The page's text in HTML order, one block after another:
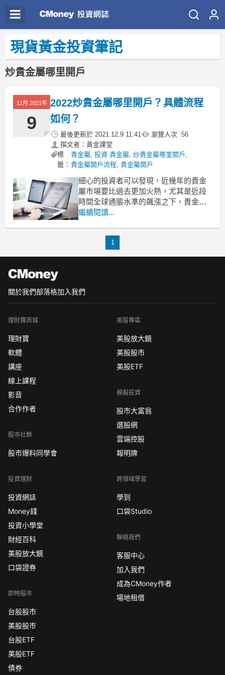
現貨黃金投資筆記
炒貴金屬哪里開戶
12月 2021年
9
2022炒貴金屬哪里開戶？具體流程
如何？
最後更新於 2021.12.9 11:41 瀏覽人次 :56
撰文者：黃金課堂
標
籤：
貴金屬,投資 貴金屬,炒貴金屬哪里開戶 ,
貴金屬開戶流程,貴金屬開戶
細心的投資者可以發現，近幾年的貴金
屬市場要比過去更加火熱，尤其是近段
時間全球通脹水準的飆漲之下，貴金屬
的貨幣屬性顯現得淋漓至盡。不過在這
貴金屬哪里開戶？它的具體流程又是怎
繼續閱讀...
1
關於我們部落格加入我們
理財寶商城
理財寶
軟體
講座
線上課程
影音
合作作者
股市社群
股市爆料同學會
投資理財
投資網誌
Money錢
投資小學堂
財經百科
美股放大鏡
口袋證券
即時股市
台股股市
美股股市
台股ETF
美股ETF
債券
美股專區
美股放大鏡
美股股市
美股ETF
模擬投資
股市大富翁
選股網
雲端控股
報明牌
跨領域學習
學到
口袋Studio
聯絡我們
客服中心
加入我們
成為CMoney作者
場地租借